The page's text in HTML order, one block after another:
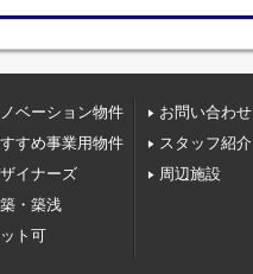
ノベーション物件
すめ事業用物件
イナーズ
・築浅
ト可
お問い合わせ
スタッフ紹介
周辺施設